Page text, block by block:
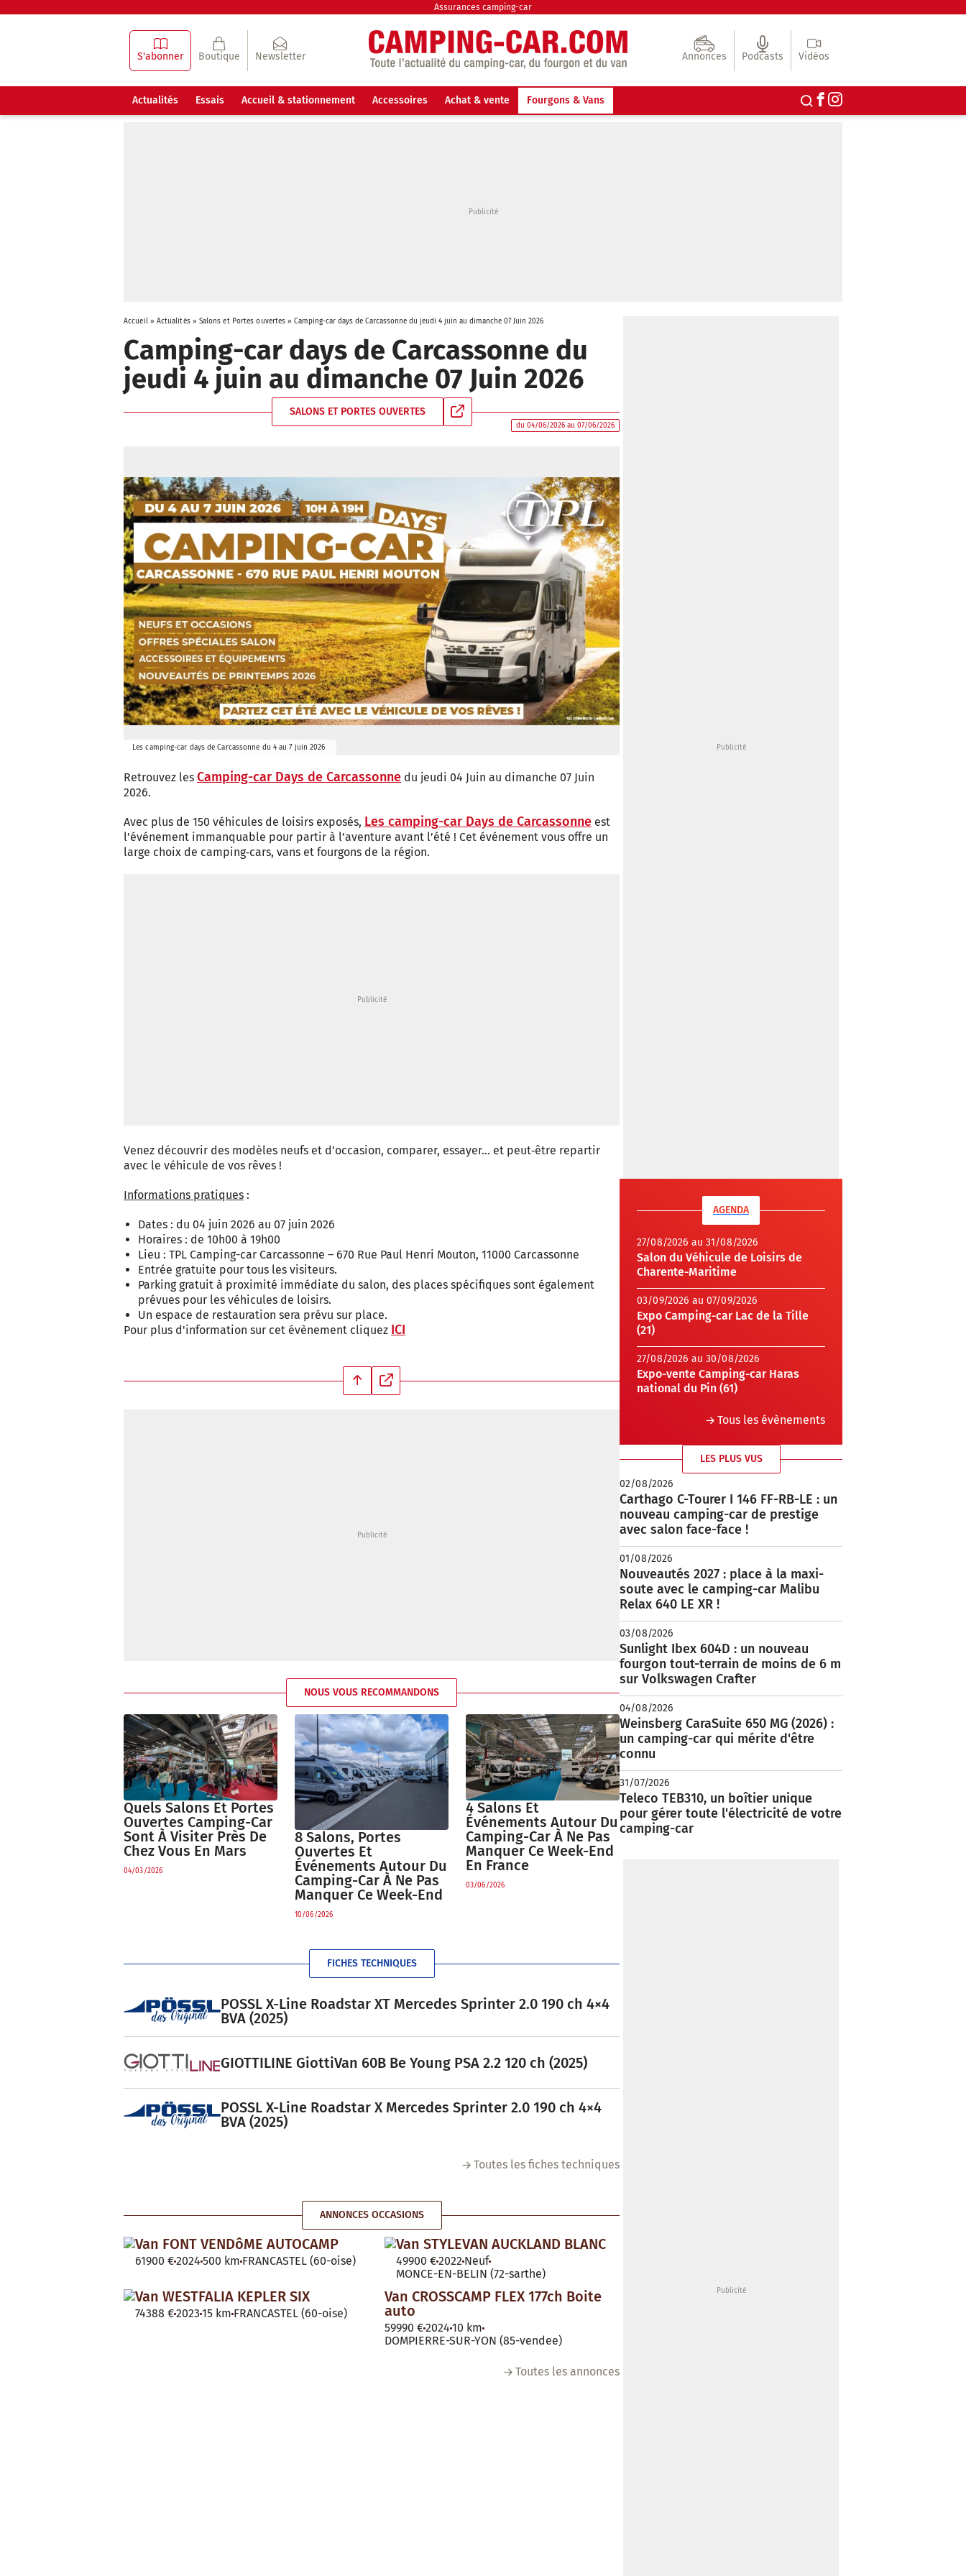
Assurances camping-car
S'abonner Boutique Newsletter Annonces Podcasts Vidéos
Actualités Essais Accueil & stationnement Accessoires Achat & vente Fourgons & Vans
Accueil» Actualités» Salons et Portes ouvertes »Camping-car days de Carcassonne du jeudi 4 juin au dimanche 07 Juin 2026
Camping-car days de Carcassonne du
jeudi 4 juin au dimanche 07 Juin 2026
SALONS ET PORTES OUVERTES
du 04/06/2026 au 07/06/2026
Les camping-car days de Carcassonne du 4 au 7 juin 2026
Retrouvez les Camping-car Days de Carcassonne du jeudi 04 Juin au dimanche 07 Juin
2026.
Avec plus de 150 véhicules de loisirs exposés, Les camping-car Days de Carcassonne est
l’événement immanquable pour partir à l’aventure avant l’été ! Cet événement vous offre un
large choix de camping‑cars, vans et fourgons de la région.
Venez découvrir des modèles neufs et d’occasion, comparer, essayer… et peut‑être repartir
avec le véhicule de vos rêves !
Informations pratiques :
Dates : du 04 juin 2026 au 07 juin 2026
Horaires : de 10h00 à 19h00
Lieu : TPL Camping-car Carcassonne – 670 Rue Paul Henri Mouton, 11000 Carcassonne
Entrée gratuite pour tous les visiteurs.
Parking gratuit à proximité immédiate du salon, des places spécifiques sont également
prévues pour les véhicules de loisirs.
Un espace de restauration sera prévu sur place.
Pour plus d'information sur cet évènement cliquez ICI
NOUS VOUS RECOMMANDONS
Quels Salons Et Portes
Ouvertes Camping-Car
Sont À Visiter Près De
Chez Vous En Mars
04/03/2026
8 Salons, Portes
Ouvertes Et
Événements Autour Du
Camping-Car À Ne Pas
Manquer Ce Week-End
10/06/2026
4 Salons Et
Événements Autour Du
Camping-Car À Ne Pas
Manquer Ce Week-End
En France
03/06/2026
FICHES TECHNIQUES
POSSL X-Line Roadstar XT Mercedes Sprinter 2.0 190 ch 4×4
BVA (2025)
GIOTTILINE GiottiVan 60B Be Young PSA 2.2 120 ch (2025)
POSSL X-Line Roadstar X Mercedes Sprinter 2.0 190 ch 4×4
BVA (2025)
Toutes les fiches techniques
ANNONCES OCCASIONS
Van FONT VENDôME AUTOCAMP
61900 €2024 500 km FRANCASTEL (60-oise)
Van STYLEVAN AUCKLAND BLANC
49900 €2022 Neuf
MONCE-EN-BELIN (72-sarthe)
Van WESTFALIA KEPLER SIX
74388 €2023 15 km FRANCASTEL (60-oise)
Van CROSSCAMP FLEX 177ch Boite
auto
59990 €2024 10 km
DOMPIERRE-SUR-YON (85-vendee)
Toutes les annonces
AGENDA
27/08/2026 au 31/08/2026
Salon du Véhicule de Loisirs de
Charente-Maritime
03/09/2026 au 07/09/2026
Expo Camping-car Lac de la Tille
(21)
27/08/2026 au 30/08/2026
Expo-vente Camping-car Haras
national du Pin (61)
Tous les évènements
LES PLUS VUS
02/08/2026
Carthago C-Tourer I 146 FF-RB-LE : un
nouveau camping-car de prestige
avec salon face-face !
01/08/2026
Nouveautés 2027 : place à la maxi-
soute avec le camping-car Malibu
Relax 640 LE XR !
03/08/2026
Sunlight Ibex 604D : un nouveau
fourgon tout-terrain de moins de 6 m
sur Volkswagen Crafter
04/08/2026
Weinsberg CaraSuite 650 MG (2026) :
un camping-car qui mérite d'être
connu
31/07/2026
Teleco TEB310, un boîtier unique
pour gérer toute l'électricité de votre
camping-car